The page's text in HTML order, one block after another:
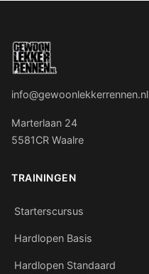
info@gewoonlekkerrennen.nl
Marterlaan 24
5581CR Waalre
TRAININGEN
Starterscursus
Hardlopen Basis
Hardlopen Standaard